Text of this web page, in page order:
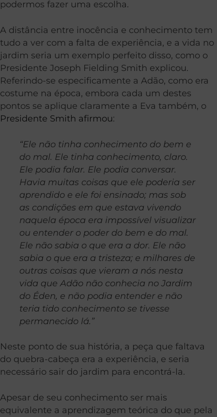
podermos fazer uma escolha.
A distância entre inocência e conhecimento tem
tudo a ver com a falta de experiência, e a vida no
jardim seria um exemplo perfeito disso, como o
Presidente Joseph Fielding Smith explicou.
Referindo-se especificamente a Adão, como era
costume na época, embora cada um destes
pontos se aplique claramente a Eva também, o
Presidente Smith afirmou:
“Ele não tinha conhecimento do bem e
do mal. Ele tinha conhecimento, claro.
Ele podia falar. Ele podia conversar.
Havia muitas coisas que ele poderia ser
aprendido e ele foi ensinado; mas sob
as condições em que estava vivendo
naquela época era impossível visualizar
ou entender o poder do bem e do mal.
Ele não sabia o que era a dor. Ele não
sabia o que era a tristeza; e milhares de
outras coisas que vieram a nós nesta
vida que Adão não conhecia no Jardim
do Éden, e não podia entender e não
teria tido conhecimento se tivesse
permanecido lá.”
Neste ponto de sua história, a peça que faltava
do quebra-cabeça era a experiência, e seria
necessário sair do jardim para encontrá-la.
Apesar de seu conhecimento ser mais
equivalente a aprendizagem teórica do que pela